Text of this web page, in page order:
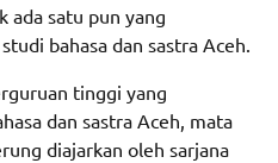
ada satu pun yang
bahasa dan sastra Aceh.
tinggi yang
dan sastra Aceh, mata
diajarkan oleh sarjana